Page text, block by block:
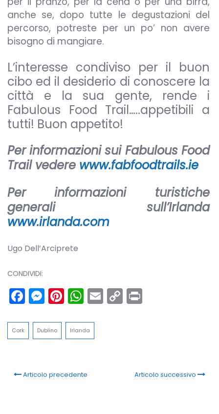
anche se, dopo tutte le degustazioni del
percorso, potreste per un po’ non avere
bisogno di mangiare.
L’interesse condiviso per il buon
cibo ed il desiderio di conoscere la
città e la sua gente, rende i
Fabulous Food Trail…..appetibili a
tutti! Buon appetito!
Per informazioni sui Fabulous Food
Trail vedere www.fabfoodtrails.ie
Per informazioni turistiche
generali sull’Irlanda
www.irlanda.com
Ugo Dell’Arciprete
CONDIVIDI:
Facebook
Messenger
Pinterest
WhatsApp
Email
Copy
Link
Cork Dublino Irlanda
Articolo precedente Articolo successivo